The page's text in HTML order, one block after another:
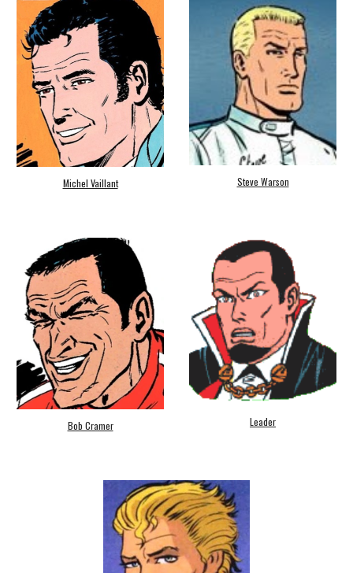
Michel Vaillant Steve Warson
Bob Cramer Leader